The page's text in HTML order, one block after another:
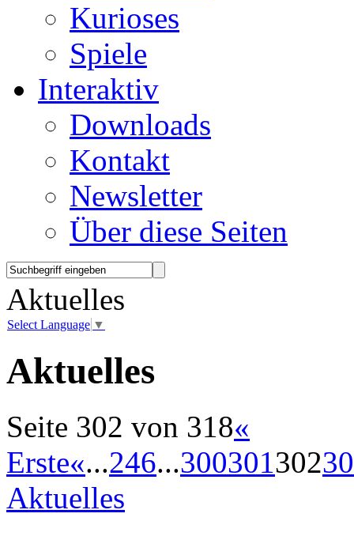
Kurioses
Spiele
Interaktiv
Downloads
Kontakt
Newsletter
Über diese Seiten
Aktuelles
Select Language ▼
Aktuelles
Seite 302 von 318«
Erste«...246...300301302
Aktuelles